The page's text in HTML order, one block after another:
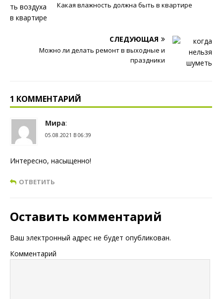
Какая влажность должна быть в квартире
СЛЕДУЮЩАЯ
Можно ли делать ремонт в выходные и
праздники
1 КОММЕНТАРИЙ
Мира:
05.08.2021 В 06:39
Интересно, насыщенно!
ОТВЕТИТЬ
Оставить комментарий
Ваш электронный адрес не будет опубликован.
Комментарий